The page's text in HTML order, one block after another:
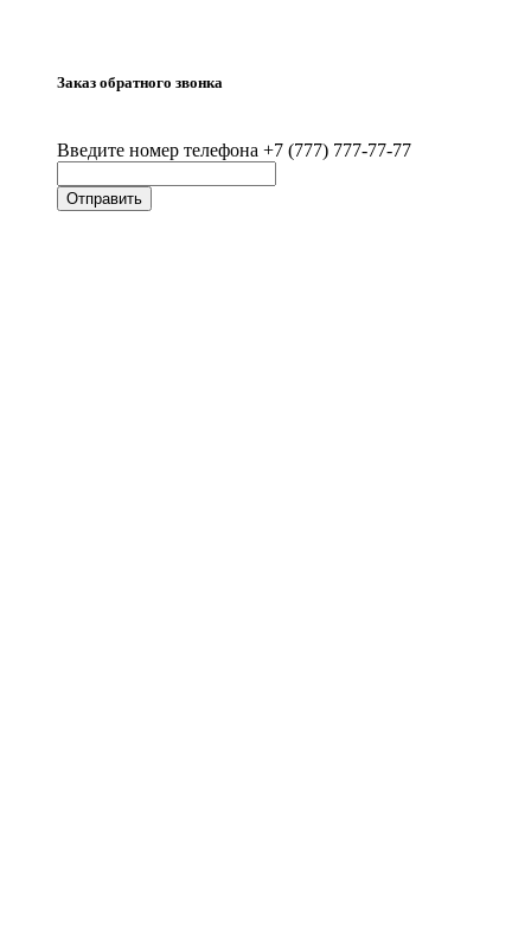
Заказ обратного звонка
Введите номер телефона +7 (777) 777-77-77
Отправить